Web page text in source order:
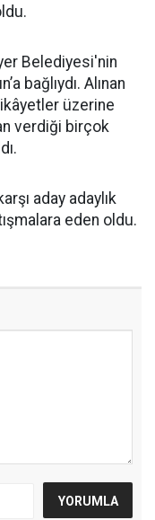
Belediyesi'nin
bağlıydı. Alınan
üzerine
verdiği birçok
aday adaylık
eden oldu.